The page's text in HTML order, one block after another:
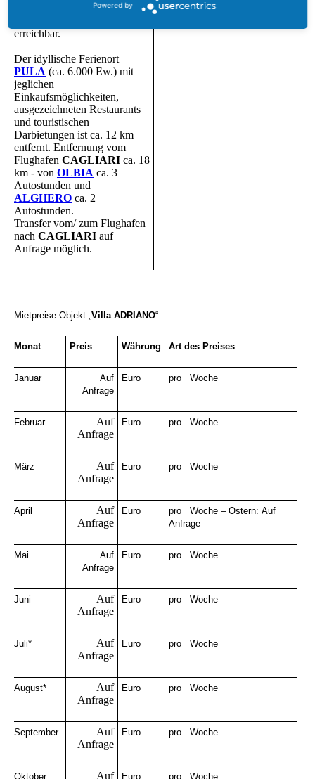
sind ebenfalls
erreichbar.
Der idyllische Ferienort
PULA (ca. 6.000 Ew.) mit
jeglichen
Einkaufsmöglichkeiten,
ausgezeichneten Restaurants
und touristischen
Darbietungen ist ca. 12 km
entfernt. Entfernung vom
Flughafen CAGLIARI ca. 18
km - von OLBIA ca. 3
Autostunden und
ALGHERO ca. 2
Autostunden.
Transfer vom/ zum Flughafen
nach CAGLIARI auf
Anfrage möglich.
Mietpreise Objekt „Villa ADRIANO“
Monat Preis Währung Art des Preises
Januar
Auf
Anfrage
Euro pro Woche
Februar
Auf
Anfrage
Euro pro Woche
März
Auf
Anfrage
Euro pro Woche
April
Auf
Anfrage
Euro pro Woche – Ostern: Auf
Anfrage
Mai
Auf
Anfrage
Euro pro Woche
Juni
Auf
Anfrage
Euro pro Woche
Juli*
Auf
Anfrage
Euro pro Woche
August*
Auf
Anfrage
Euro pro Woche
September
Auf
Anfrage
Euro pro Woche
Oktober Auf Euro pro Woche
Powered by